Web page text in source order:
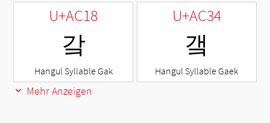
U+AC18
갘
Hangul Syllable Gak
U+AC34
갴
Hangul Syllable Gaek
Mehr Anzeigen